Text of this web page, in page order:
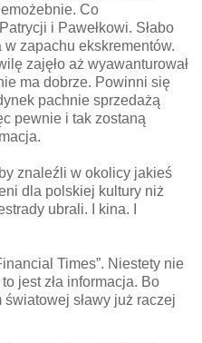
Co
i Pawełkowi. Słabo
zapachu ekskrementów.
zajęło aż wyawanturował
ma dobrze. Powinni się
pachnie sprzedażą
pewnie i tak zostaną
znaleźli w okolicy jakieś
dla polskiej kultury niż
ubrali. I kina. I
Times”. Niestety nie
jest zła informacja. Bo
sławy już raczej